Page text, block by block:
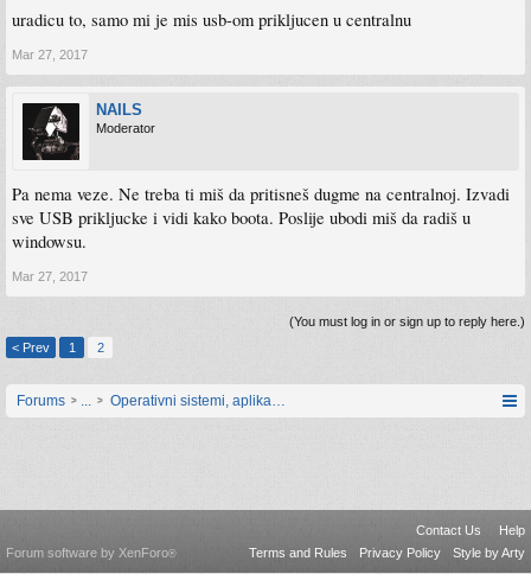
uradicu to, samo mi je mis usb-om prikljucen u centralnu
Mar 27, 2017
NAILS
Moderator
Pa nema veze. Ne treba ti miš da pritisneš dugme na centralnoj. Izvadi
sve USB prikljucke i vidi kako boota. Poslije ubodi miš da radiš u
windowsu.
Mar 27, 2017
(You must log in or sign up to reply here.)
< Prev
1 2
Forums Operativni sistemi, aplikacije i programiranje
Contact Us
Help
Terms and Rules
Privacy Policy Style by Arty
Forum software by XenForo®